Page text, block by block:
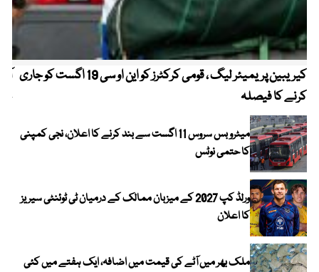
کیریبین پریمیئر لیگ ، قومی کرکٹرز کو این او سی 19 اگست کو جاری
کرنے کا فیصلہ
میٹرو بس سروس 11 اگست سے بند کرنے کا اعلان، نجی کمپنی
کا حتمی نوٹس
ورلڈ کپ 2027 کے میزبان ممالک کے درمیان ٹی ٹوئنٹی سیریز
کا اعلان
ملک بھر میں آٹے کی قیمت میں اضافہ، ایک ہفتے میں کئی